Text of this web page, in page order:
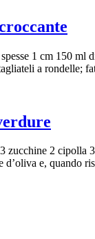
1 cm 150
a rondelle;
zucchine 2
d’oliva e, quando